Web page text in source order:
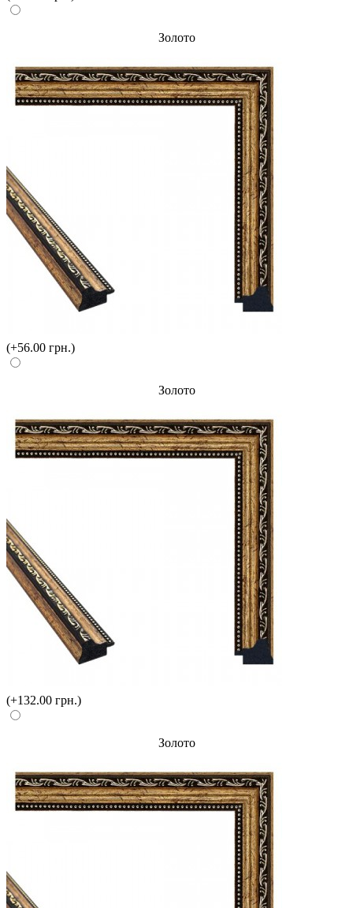
Золото
(+56.00 грн.)
Золото
(+132.00 грн.)
Золото